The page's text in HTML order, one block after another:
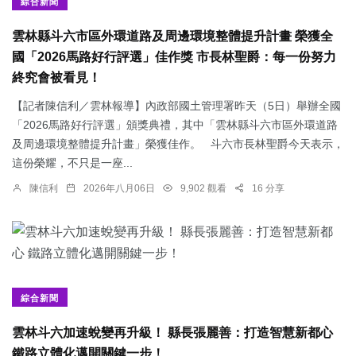
雲林縣斗六市區外環道路及周邊環境整體提升計畫 榮獲全
國「2026馬路好行評選」佳作獎 市長林聖爵：每一份努力
終究會被看見！
【記者陳信利／雲林報導】內政部國土管理署昨天（5日）舉辦全國
「2026馬路好行評選」頒獎典禮，其中「雲林縣斗六市區外環道路
及周邊環境整體提升計畫」榮獲佳作。 斗六市長林聖爵今天表示，
這份榮耀，不只是一座...
陳信利 2026年八月06日 9,902 觀看 16 分享
綜合新聞
雲林斗六加速蛻變再升級！ 縣長張麗善：打造智慧新都心
鐵路立體化邁開關鍵一步！